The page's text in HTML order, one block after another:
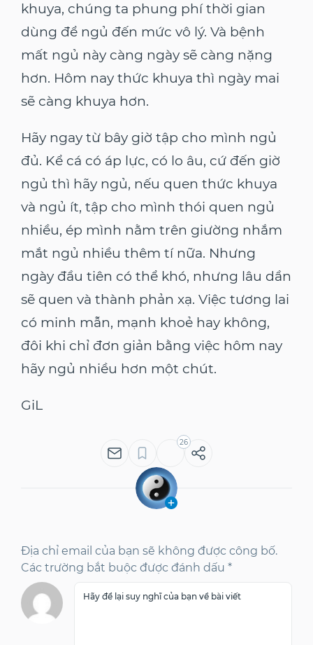
khuya, chúng ta phung phí thời gian
dùng để ngủ đến mức vô lý. Và bệnh
mất ngủ này càng ngày sẽ càng nặng
hơn. Hôm nay thức khuya thì ngày mai
sẽ càng khuya hơn.
Hãy ngay từ bây giờ tập cho mình ngủ
đủ. Kể cá có áp lực, có lo âu, cứ đến giờ
ngủ thì hãy ngủ, nếu quen thức khuya
và ngủ ít, tập cho mình thói quen ngủ
nhiều, ép mình nằm trên giường nhắm
mắt ngủ nhiều thêm tí nữa. Nhưng
ngày đầu tiên có thể khó, nhưng lâu dần
sẽ quen và thành phản xạ. Việc tương lai
có minh mẫn, mạnh khoẻ hay không,
đôi khi chỉ đơn giản bằng việc hôm nay
hãy ngủ nhiều hơn một chút.
GiL
26
Địa chỉ email của bạn sẽ không được công bố.
Các trường bắt buộc được đánh dấu *